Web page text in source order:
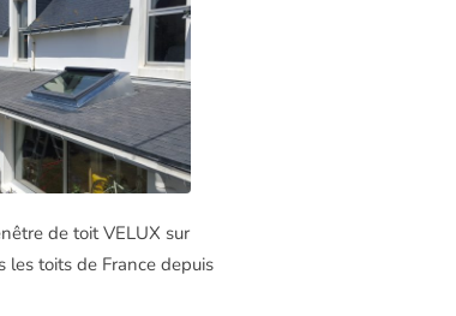
de toit VELUX sur
les toits de France depuis